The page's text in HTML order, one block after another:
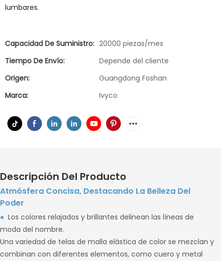
lumbares.
Capacidad De Suministro: 20000 piezas/mes
Tiempo De Envío:
Depende del cliente
Origen:
Guangdong Foshan
Marca:
Ivyco
Descripción Del Producto
Atmósfera Concisa, Destacando La Belleza Del
Poder
● Los colores relajados y brillantes delinean las líneas de
moda del nombre.
Una variedad de telas de malla elástica de color se mezclan y
combinan con diferentes elementos, como cuero y metal